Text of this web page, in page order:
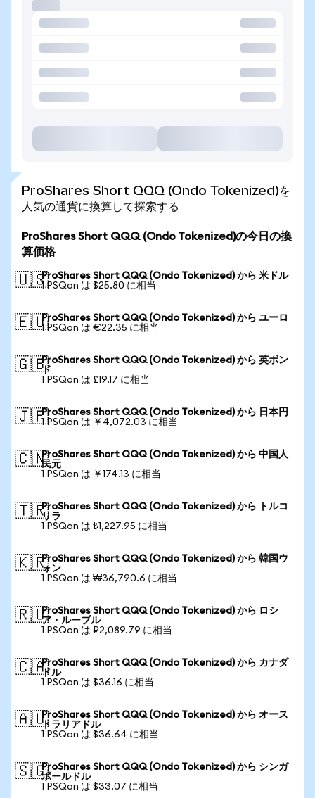
ProShares Short QQQ (Ondo Tokenized)を
人気の通貨に換算して探索する
ProShares Short QQQ (Ondo Tokenized)の今日の換
算価格
🇺🇸ProShares Short QQQ (Ondo Tokenized) から 米ドル
1 PSQon は $25.80 に相当
🇪🇺ProShares Short QQQ (Ondo Tokenized) から ユーロ
1 PSQon は €22.35 に相当
🇬🇧ProShares Short QQQ (Ondo Tokenized) から 英ポン
ド
1 PSQon は £19.17 に相当
🇯🇵ProShares Short QQQ (Ondo Tokenized) から 日本円
1 PSQon は ￥4,072.03 に相当
🇨🇳ProShares Short QQQ (Ondo Tokenized) から 中国人
民元
1 PSQon は ￥174.13 に相当
🇹🇷ProShares Short QQQ (Ondo Tokenized) から トルコ
リラ
1 PSQon は ₺1,227.95 に相当
🇰🇷ProShares Short QQQ (Ondo Tokenized) から 韓国ウ
ォン
1 PSQon は ₩36,790.6 に相当
🇷🇺ProShares Short QQQ (Ondo Tokenized) から ロシ
ア・ルーブル
1 PSQon は ₽2,089.79 に相当
🇨🇦ProShares Short QQQ (Ondo Tokenized) から カナダ
ドル
1 PSQon は $36.16 に相当
🇦🇺ProShares Short QQQ (Ondo Tokenized) から オース
トラリアドル
1 PSQon は $36.64 に相当
🇸🇬ProShares Short QQQ (Ondo Tokenized) から シンガ
ポールドル
1 PSQon は $33.07 に相当